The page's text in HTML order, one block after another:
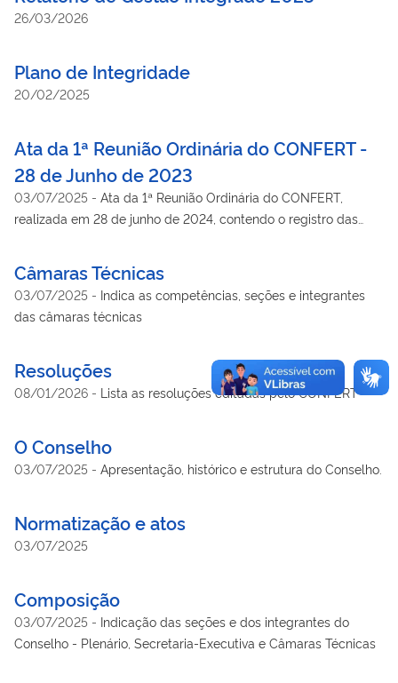
26/03/2026
Plano de Integridade
20/02/2025
Ata da 1ª Reunião Ordinária do CONFERT -
28 de Junho de 2023
03/07/2025 - Ata da 1ª Reunião Ordinária do CONFERT,
realizada em 28 de junho de 2024, contendo o registro das
participantes, a pauta da reunião, decisões tomadas e
encaminhamentos definidos para o setor de fertilizantes.
Câmaras Técnicas
03/07/2025 - Indica as competências, seções e integrantes
das câmaras técnicas
Resoluções
08/01/2026 - Lista as resoluções editadas pelo CONFERT
O Conselho
03/07/2025 - Apresentação, histórico e estrutura do Conselho.
Normatização e atos
03/07/2025
Composição
03/07/2025 - Indicação das seções e dos integrantes do
Conselho - Plenário, Secretaria-Executiva e Câmaras Técnicas